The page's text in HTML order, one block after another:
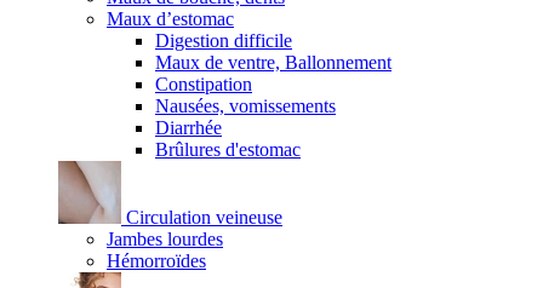
Maux d’estomac
Digestion difficile
Maux de ventre, Ballonnement
Constipation
Nausées, vomissements
Diarrhée
Brûlures d'estomac
Circulation veineuse
Jambes lourdes
Hémorroïdes